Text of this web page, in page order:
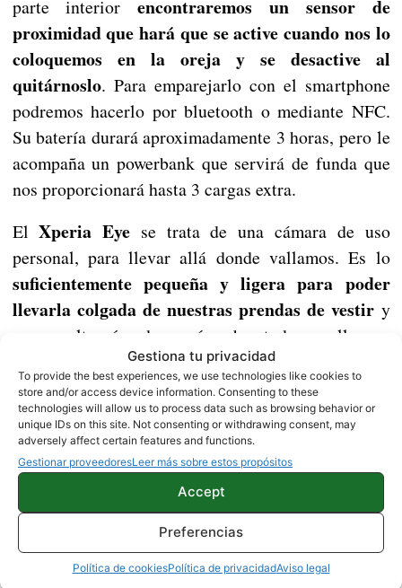
Gestiona tu privacidad
To provide the best experiences, we use technologies like cookies to
store and/or access device information. Consenting to these
technologies will allow us to process data such as browsing behavior or
unique IDs on this site. Not consenting or withdrawing consent, may
adversely affect certain features and functions.
Gestionar proveedoresLeer más sobre estos propósitos
Accept
Preferencias
Política de cookiesPolítica de privacidadAviso legal
parte interiorencontraremos un sensor de
proximidad que hará que se active cuando nos lo
coloquemos en la oreja y se desactive al
quitárnoslo. Para emparejarlo con el smartphone
podremos hacerlo por bluetooth o mediante NFC.
Su batería durará aproximadamente 3 horas, pero le
acompaña un powerbank que servirá de funda que
nos proporcionará hasta 3 cargas extra.
ElXperia Eye se trata de una cámara de uso
personal, para llevar allá donde vallamos. Es lo
suficientemente pequeña y ligera para poder
llevarla colgada de nuestras prendas de vestir y
que resulte cómoda y así grabar todo aquello que
estemos viendo nosotros en ese momento. No
podemos daros más detalles puesto que de
momento solo es un prototipo y no se sabe el
tamaño de sensor que utilizará.